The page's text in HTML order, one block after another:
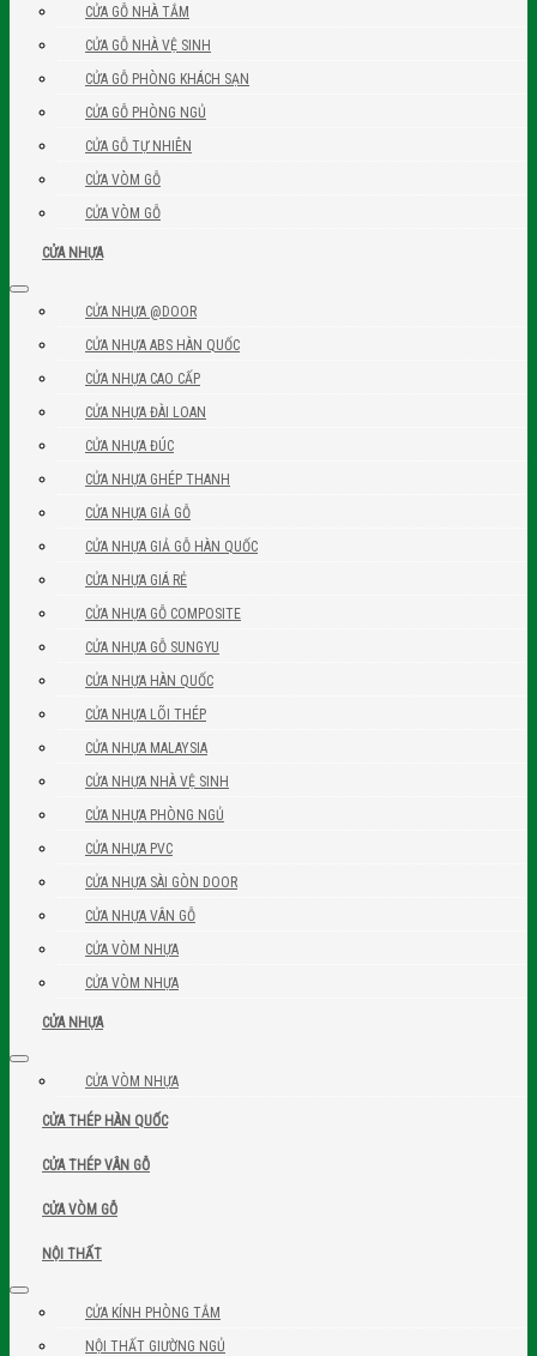
CỬA GỖ NHÀ TẮM
CỬA GỖ NHÀ VỆ SINH
CỬA GỖ PHÒNG KHÁCH SẠN
CỬA GỖ PHÒNG NGỦ
CỬA GỖ TỰ NHIÊN
CỬA VÒM GỖ
CỬA VÒM GỖ
CỬA NHỰA
CỬA NHỰA @DOOR
CỬA NHỰA ABS HÀN QUỐC
CỬA NHỰA CAO CẤP
CỬA NHỰA ĐÀI LOAN
CỬA NHỰA ĐÚC
CỬA NHỰA GHÉP THANH
CỬA NHỰA GIẢ GỖ
CỬA NHỰA GIẢ GỖ HÀN QUỐC
CỬA NHỰA GIÁ RẺ
CỬA NHỰA GỖ COMPOSITE
CỬA NHỰA GỖ SUNGYU
CỬA NHỰA HÀN QUỐC
CỬA NHỰA LÕI THÉP
CỬA NHỰA MALAYSIA
CỬA NHỰA NHÀ VỆ SINH
CỬA NHỰA PHÒNG NGỦ
CỬA NHỰA PVC
CỬA NHỰA SÀI GÒN DOOR
CỬA NHỰA VÂN GỖ
CỬA VÒM NHỰA
CỬA VÒM NHỰA
CỬA NHỰA
CỬA VÒM NHỰA
CỬA THÉP HÀN QUỐC
CỬA THÉP VÂN GỖ
CỬA VÒM GỖ
NỘI THẤT
CỬA KÍNH PHÒNG TẮM
NỘI THẤT GIƯỜNG NGỦ